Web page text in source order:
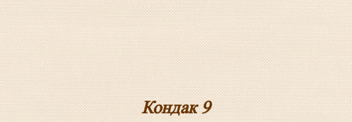
Кондак 9